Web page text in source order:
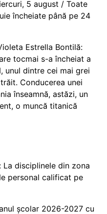
5 august / Toate
încheiate până pe 24
Estrella Bontilă:
tocmai s-a încheiat a
unul dintre cei mai grei
Conducerea unei
înseamnă, astăzi, un
o muncă titanică
disciplinele din zona
personal calificat pe
școlar 2026-2027 cu